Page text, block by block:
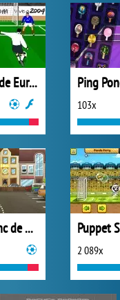
Campeonato de Europa Ping
103x
Séptimo Inninc de Smash Puppet
2 089x